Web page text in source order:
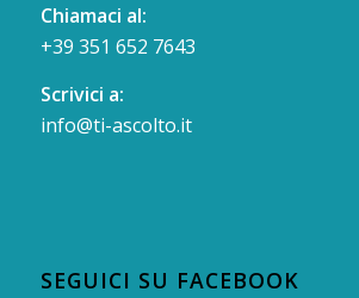
Chiamaci al:
+39 351 652 7643
Scrivici a:
info@ti-ascolto.it
SEGUICI SU FACEBOOK